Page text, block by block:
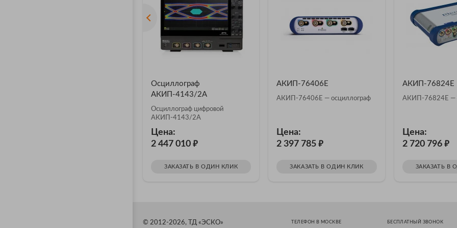
Осциллограф
АКИП-4143/2А
Осциллограф цифровой
АКИП-4143/2А
Цена:
2 447 010 ₽
ЗАКАЗАТЬ В ОДИН КЛИК
АКИП-76406E
АКИП-76406E — осциллограф
Цена:
2 397 785₽
ЗАКАЗАТЬ В ОДИН КЛИК
АКИП-76824E
АКИП-76824E —
Цена:
2 720 796 ₽
ЗАКАЗАТЬ В
© 2012-2026, ТД «ЭСКО» ТЕЛЕФОН В МОСКВЕ БЕСПЛАТНЫЙ ЗВОНОК